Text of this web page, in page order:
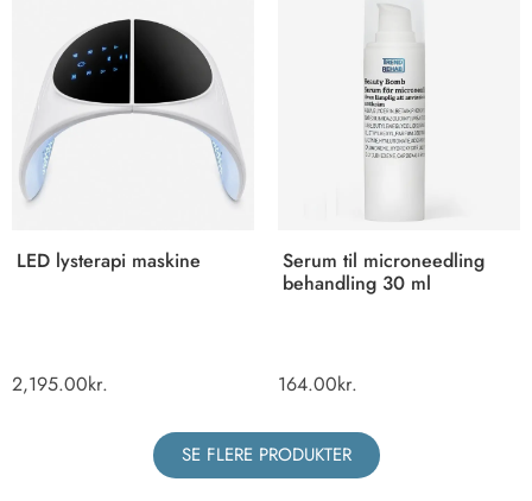
LED lysterapi maskine
2,195.00kr.
Serum til microneedling
behandling 30 ml
164.00kr.
SE FLERE PRODUKTER